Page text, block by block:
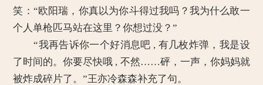
笑：“欧阳瑞，你真以为你斗得过我吗？我为什么敢一
个人单枪匹马站在这里？你想过没？”
“我再告诉你一个好消息吧 , 有几枚炸弹，我是设
了时间的。你要尽快哦 , 不然……砰，一声，你妈妈就
被炸成碎片了。”王亦冷森森补充了句。